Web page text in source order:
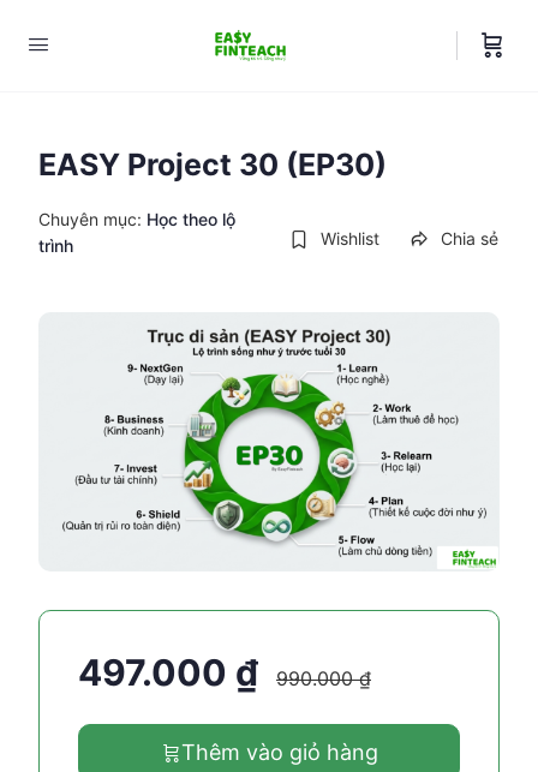
EASY Project 30 (EP30)
Chuyên mục: Học theo lộ
trình
Wishlist Chia sẻ
497.000 ₫ 990.000₫
Thêm vào giỏ hàng